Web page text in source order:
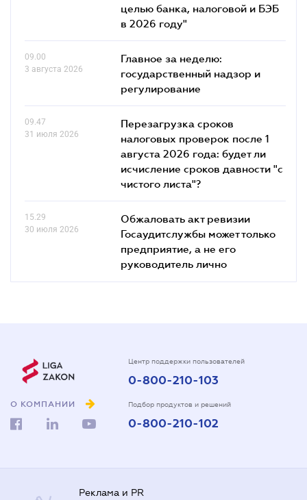
целью банка, налоговой и БЭБ
в 2026 году"
09.00
3 августа 2026
Главное за неделю:
государственный надзор и
регулирование
09.47
31 июля 2026
Перезагрузка сроков
налоговых проверок после 1
августа 2026 года: будет ли
исчисление сроков давности "с
чистого листа"?
15.29
30 июля 2026
Обжаловать акт ревизии
Госаудитслужбы может только
предприятие, а не его
руководитель лично
О КОМПАНИИ
Центр поддержки пользователей
0-800-210-103
Подбор продуктов и решений
0-800-210-102
Реклама и PR